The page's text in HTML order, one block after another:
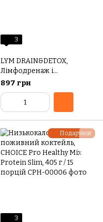
3
LYM DRAIN&DETOX,
Лімфодренаж і
детоксикація, CHOICE, Pro
Healthy, 90 капсул
897 грн
Подарунок
3